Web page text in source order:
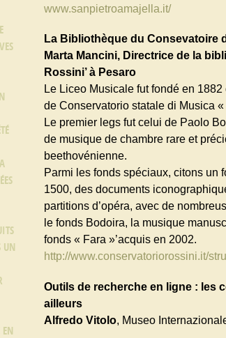
UN
www.sanpietroamajella.it/
La Bibliothèque du Consevatoire
Marta Mancini, Directrice de la
Rossini’ à Pesaro
Le Liceo Musicale fut fondé en 1882
de Conservatorio statale di Musica
Le premier legs fut celui de Paolo
de musique de chambre rare et
beethovénienne.
Parmi les fonds spéciaux, citons un
1500, des documents
partitions d’opéra, avec de
le fonds Bodoira, la musique
fonds « Fara »’acquis en 2002.
http://www.conservatoriorossini.it/
Outils de recherche en ligne : les
ailleurs
Alfredo Vitolo, Museo